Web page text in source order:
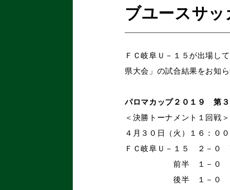
ブユースサ
ＦＣ岐阜Ｕ－１５が出場し
県大会」の試合結果をお知ら
パロマカップ２０１９ 第３
＜決勝トーナメント１回戦＞
４月３０日（火）１６：０
ＦＣ岐阜Ｕ－１５ ２－０
前半 １－０
後半 １－０